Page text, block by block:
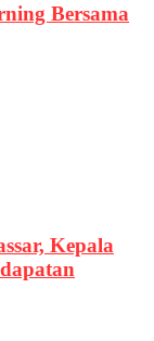
Bersama
Kepala